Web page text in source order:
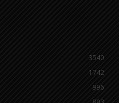
3540
1742
996